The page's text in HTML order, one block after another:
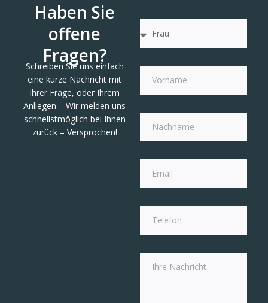
Haben Sie
offene
Fragen?
Schreiben Sie uns einfach
eine kurze Nachricht mit
Ihrer Frage, oder Ihrem
Anliegen – Wir melden uns
schnellstmöglich bei Ihnen
zurück – Versprochen!